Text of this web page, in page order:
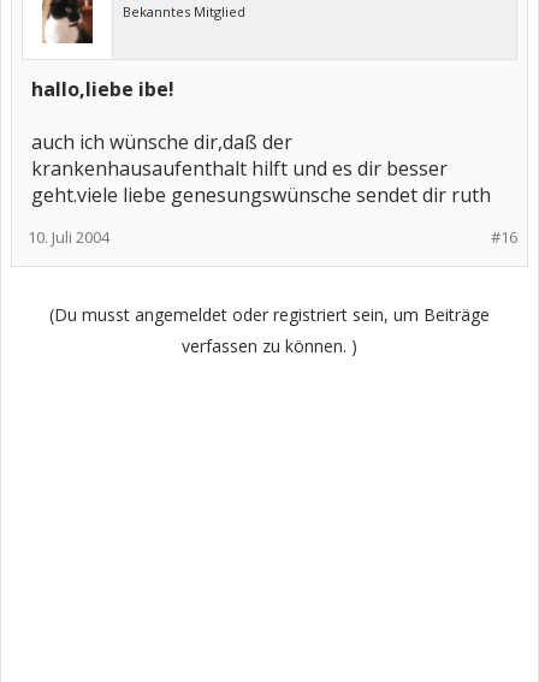
Bekanntes Mitglied
hallo,liebe ibe!
auch ich wünsche dir,daß der
krankenhausaufenthalt hilft und es dir besser
geht.viele liebe genesungswünsche sendet dir ruth
#16
10. Juli 2004
(Du musst angemeldet oder registriert sein, um Beiträge
verfassen zu können. )